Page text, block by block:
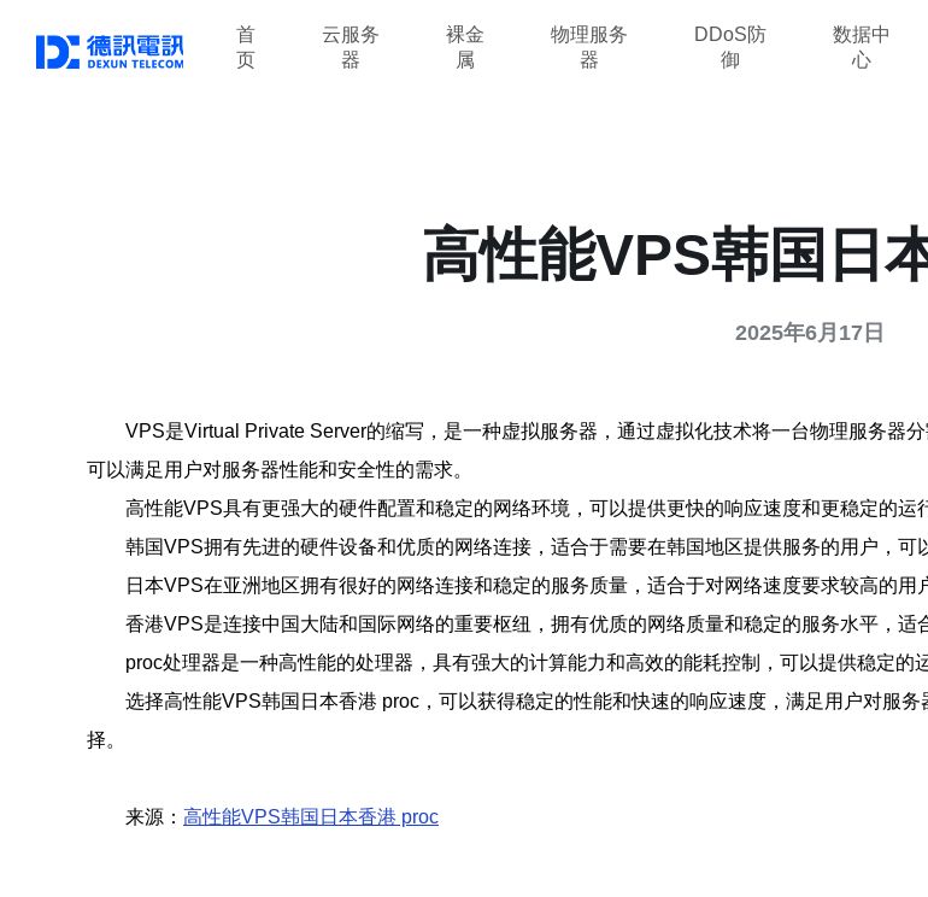
首
页
云服务
器
裸金
属
物理服务
器
DDoS防
御
数据中
心
高性能VPS韩国日
2025年6月17日
VPS是Virtual Private Server的缩写，是一种虚拟服务器，通过虚拟化技术将一台物理服务器
可以满足用户对服务器性能和安全性的需求。
高性能VPS具有更强大的硬件配置和稳定的网络环境，可以提供更快的响应速度和更稳定的运
韩国VPS拥有先进的硬件设备和优质的网络连接，适合于需要在韩国地区提供服务的用户，可
日本VPS在亚洲地区拥有很好的网络连接和稳定的服务质量，适合于对网络速度要求较高的用
香港VPS是连接中国大陆和国际网络的重要枢纽，拥有优质的网络质量和稳定的服务水平，适
proc处理器是一种高性能的处理器，具有强大的计算能力和高效的能耗控制，可以提供稳定的
选择高性能VPS韩国日本香港 proc，可以获得稳定的性能和快速的响应速度，满足用户对服
择。
来源： 高性能VPS韩国日本香港 proc